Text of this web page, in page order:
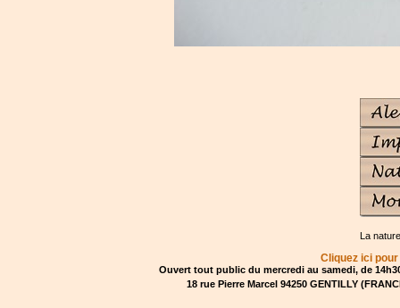
La
Cliquez ici
Ouvert tout public du mercredi au samedi, de
18 rue Pierre Marcel 94250 GENTILLY